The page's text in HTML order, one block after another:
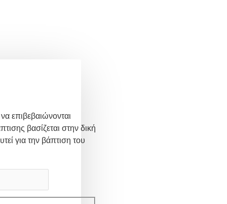
επιβεβαιώνονται
βασίζεται στην δική
για την βάπτιση του